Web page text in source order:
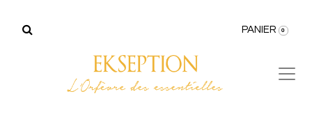
PANIER 0